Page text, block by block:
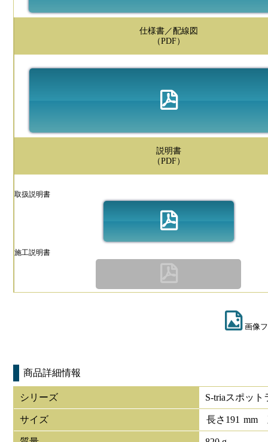
仕様書／配線図
（PDF）
説明書
（PDF）
取扱説明書
施工説明書
画像
商品詳細情報
シリーズ S-triaスポット
サイズ 長さ 191 mm